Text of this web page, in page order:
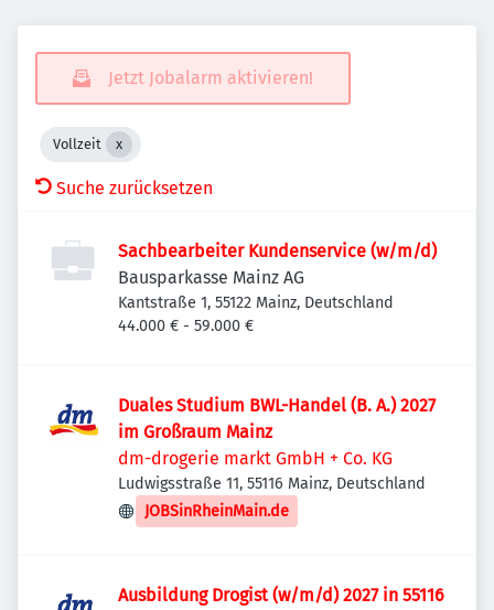
Jetzt Jobalarm aktivieren!
Vollzeit
Suche zurücksetzen
Sachbearbeiter Kundenservice (w/m/d)
Bausparkasse Mainz AG
Kantstraße 1, 55122 Mainz, Deutschland
44.000 € - 59.000 €
Duales Studium BWL-Handel (B. A.) 2027
im Großraum Mainz
dm-drogerie markt GmbH + Co. KG
Ludwigsstraße 11, 55116 Mainz, Deutschland
JOBSinRheinMain.de
Ausbildung Drogist (w/m/d) 2027 in 55116